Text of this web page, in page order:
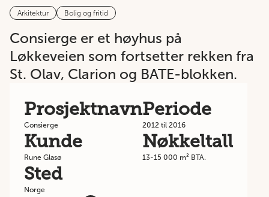
Arkitektur Bolig og fritid
Consierge er et høyhus på
Løkkeveien som fortsetter rekken fra
St. Olav, Clarion og BATE-blokken.
Prosjektnavn
Consierge
Kunde
Rune Glasø
Sted
Norge
Periode
2012 til 2016
Nøkkeltall
13-15 000 m² BTA.